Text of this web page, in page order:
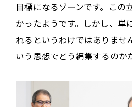
目標になるゾーンです。この
かったようです。しかし、単
れるというわけではありませ
いう思想でどう編集するのか